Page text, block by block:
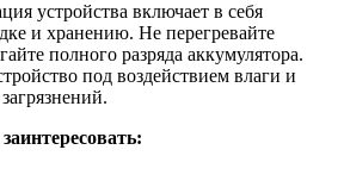
устройства включает в себя
и хранению. Не перегревайте
полного разряда аккумулятора.
под воздействием влаги и